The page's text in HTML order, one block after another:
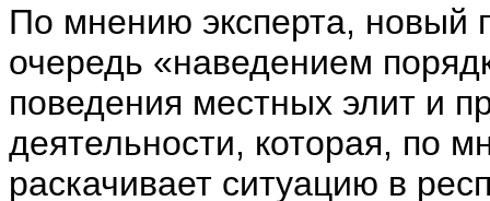
По мнению эксперта, новый
очередь «наведением
поведения местных элит и
деятельности, которая, по
раскачивает ситуацию в